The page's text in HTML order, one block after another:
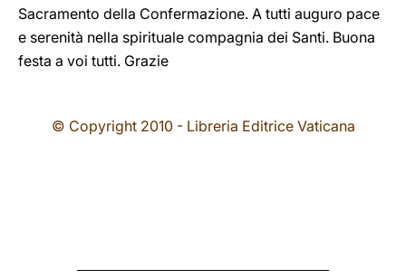
Sacramento della Confermazione. A tutti auguro pace
e serenità nella spirituale compagnia dei Santi. Buona
festa a voi tutti. Grazie
© Copyright 2010 - Libreria Editrice Vaticana